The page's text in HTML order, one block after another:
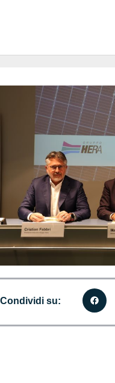
Condividi su: